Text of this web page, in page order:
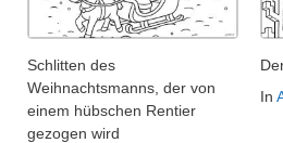
Schlitten des
Weihnachtsmanns, der von
einem hübschen Rentier
gezogen wird
In